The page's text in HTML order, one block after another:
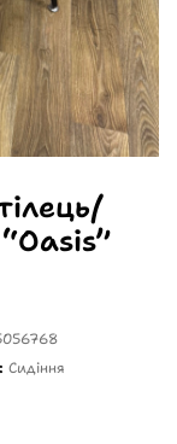
Сидіння